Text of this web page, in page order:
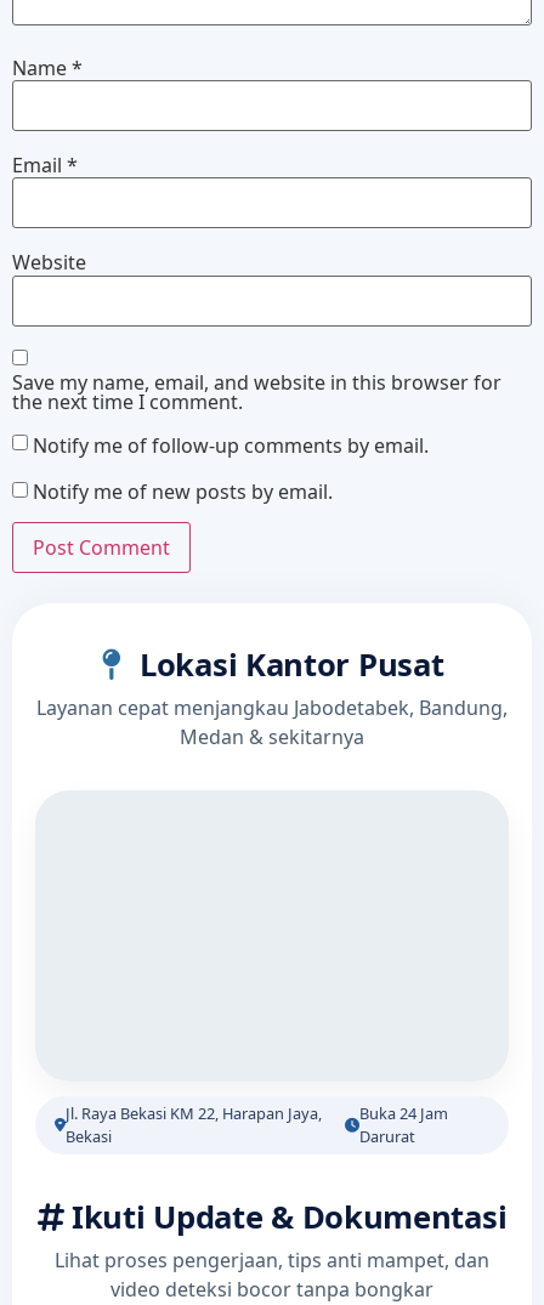
Name*
Email *
Website
Save my name, email, and website in this browser for
the next time I comment.
Notify me of follow-up comments by email.
Notify me of new posts by email.
Lokasi Kantor Pusat
Layanan cepat menjangkau Jabodetabek, Bandung,
Medan & sekitarnya
Jl. Raya Bekasi KM 22, Harapan Jaya,
Bekasi
Buka 24 Jam
Darurat
Ikuti Update & Dokumentasi
Lihat proses pengerjaan, tips anti mampet, dan
video deteksi bocor tanpa bongkar